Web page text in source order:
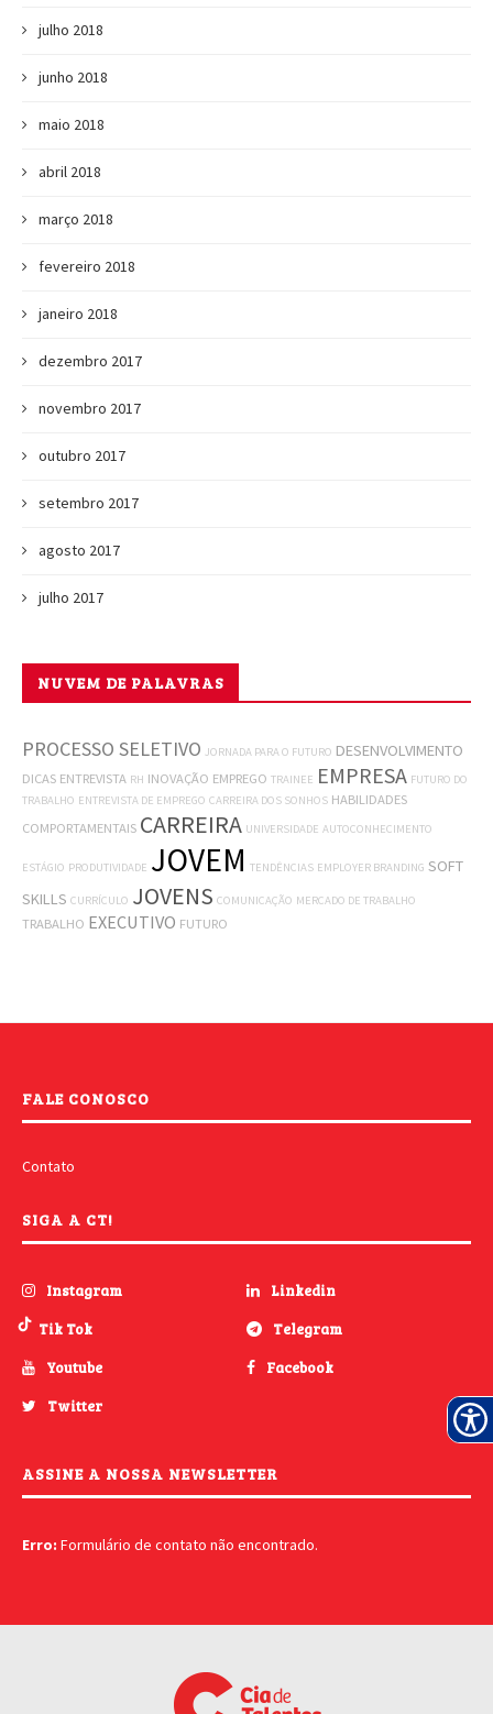
julho 2018
junho 2018
maio 2018
abril 2018
março 2018
fevereiro 2018
janeiro 2018
dezembro 2017
novembro 2017
outubro 2017
setembro 2017
agosto 2017
julho 2017
NUVEM DE PALAVRAS
PROCESSO SELETIVO JORNADA PARA O FUTURO DESENVOLVIMENTO
DICAS ENTREVISTA RH INOVAÇÃO EMPREGO TRAINEE EMPRESA FUTURO DO
TRABALHO ENTREVISTA DE EMPREGO CARREIRA DOS SONHOS HABILIDADES
COMPORTAMENTAIS CARREIRA UNIVERSIDADE AUTOCONHECIMENTO
ESTÁGIO PRODUTIVIDADE JOVEM TENDÊNCIAS EMPLOYER BRANDING SOFT
SKILLS CURRÍCULO JOVENS COMUNICAÇÃO MERCADO DE TRABALHO
TRABALHO EXECUTIVO FUTURO
FALE CONOSCO
Contato
SIGA A CT!
Instagram
Linkedin
Tik Tok
Telegram
Youtube
Facebook
Twitter
ASSINE A NOSSA NEWSLETTER
Erro: Formulário de contato não encontrado.